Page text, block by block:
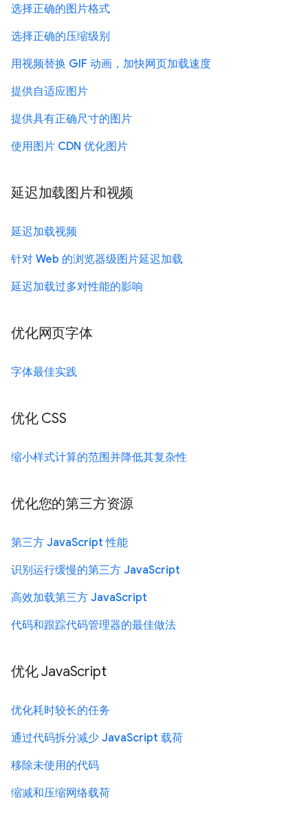
选择正确的图片格式
选择正确的压缩级别
用视频替换 GIF 动画，加快网页加载速度
提供自适应图片
提供具有正确尺寸的图片
使用图片 CDN 优化图片
延迟加载图片和视频
延迟加载视频
针对 Web 的浏览器级图片延迟加载
延迟加载过多对性能的影响
优化网页字体
字体最佳实践
优化 CSS
缩小样式计算的范围并降低其复杂性
优化您的第三方资源
第三方 JavaScript 性能
识别运行缓慢的第三方 JavaScript
高效加载第三方 JavaScript
代码和跟踪代码管理器的最佳做法
优化 JavaScript
优化耗时较长的任务
通过代码拆分减少 JavaScript 载荷
移除未使用的代码
缩减和压缩网络载荷